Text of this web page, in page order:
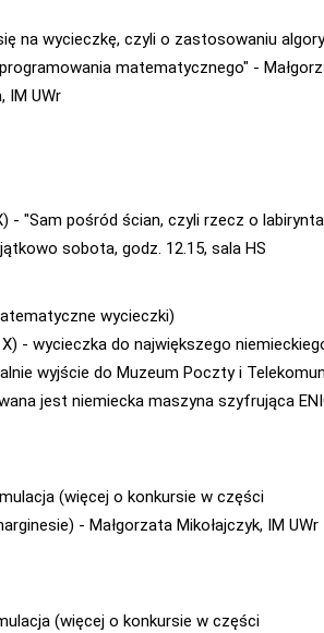
na wycieczkę, czyli o zastosowaniu
matematycznego" -
IM UWr
- "Sam pośród ścian, czyli rzecz o
sobota, godz. 12.15, sala HS
wycieczki)
- wycieczka do największego
wyjście do Muzeum Poczty i
jest niemiecka maszyna szyfrująca
(więcej o konkursie w części
- Małgorzata Mikołajczyk, IM UWr
(więcej o konkursie w części